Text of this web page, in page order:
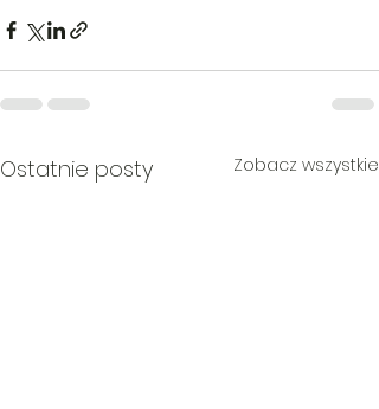
Ostatnie posty Zobacz wszystkie